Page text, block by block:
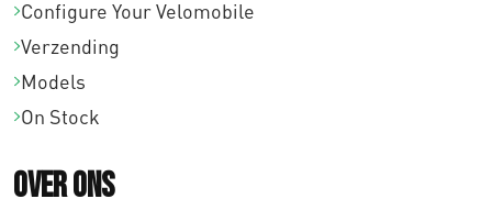
Configure Your Velomobile
Verzending
Models
On Stock
Over ons